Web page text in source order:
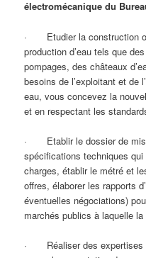
électromécanique du
· Etudier la construction
production d’eau tels que
pompages, des châteaux
besoins de l’exploitant et de
eau, vous concevez la
et en respectant les
· Etablir le dossier de
spécifications techniques
charges, établir le métré et
offres, élaborer les rapports
éventuelles négociations)
marchés publics à laquelle
· Réaliser des expertises